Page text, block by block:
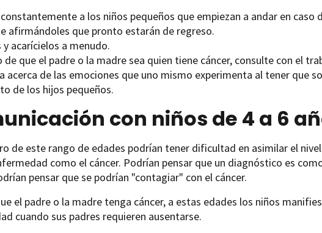
a los niños pequeños que empiezan a andar en caso
afirmándoles que pronto estarán de regreso.
y acarícielos a menudo.
de que el padre o la madre sea quien tiene cáncer, consulte con el
acerca de las emociones que uno mismo experimenta al tener que
de los hijos pequeños.
con niños de 4 a 6
de este rango de edades podrían tener dificultad en asimilar el
como el cáncer. Podrían pensar que un diagnóstico es
pensar que se podrían "contagiar" con el cáncer.
el padre o la madre tenga cáncer, a estas edades los niños
cuando sus padres requieren ausentarse.